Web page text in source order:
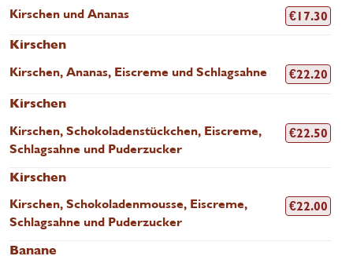
Kirschen und Ananas
€17.30
Kirschen
Kirschen, Ananas, Eiscreme und Schlagsahne
€22.20
Kirschen
Kirschen, Schokoladenstückchen, Eiscreme,
Schlagsahne und Puderzucker
€22.50
Kirschen
Kirschen, Schokoladenmousse, Eiscreme,
Schlagsahne und Puderzucker
€22.00
Banane